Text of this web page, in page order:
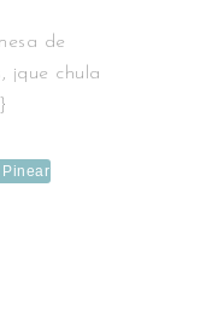
de
¡que chula
Pinear